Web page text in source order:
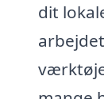
dit